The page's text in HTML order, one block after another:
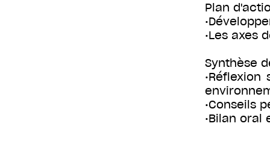
Plan
•Les axes
Synthèse
•Conseils
•Bilan oral